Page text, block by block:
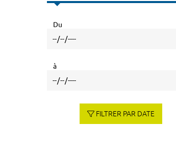
Du
à
FILTRER PAR DATE